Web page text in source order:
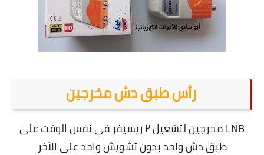
رأس طبق دش مخرجين
LNB مخرجين لتشغيل ٢ ريسيفر في نفس الوقت على
طبق دش واحد بدون تشويش واحد على الآخر